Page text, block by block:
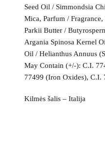
Seed Oil / Simmondsia
Mica, Parfum /
Parkii Butter /
Argania Spinosa Kernel
Oil / Helianthus Annuus
May Contain (+/-): C.I.
77499 (Iron Oxides), C.I.
Kilmės šalis – Italija